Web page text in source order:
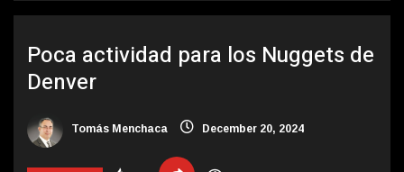
Poca actividad para los Nuggets de
Denver
Tomás Menchaca December 20, 2024